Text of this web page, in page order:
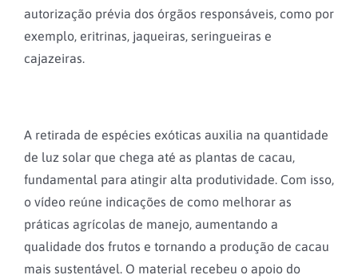
autorização prévia dos órgãos responsáveis, como por
exemplo, eritrinas, jaqueiras, seringueiras e
cajazeiras.
A retirada de espécies exóticas auxilia na quantidade
de luz solar que chega até as plantas de cacau,
fundamental para atingir alta produtividade. Com isso,
o vídeo reúne indicações de como melhorar as
práticas agrícolas de manejo, aumentando a
qualidade dos frutos e tornando a produção de cacau
mais sustentável. O material recebeu o apoio do